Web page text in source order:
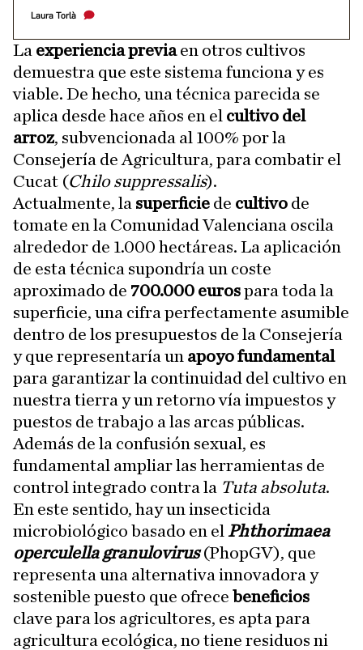
Laura Torlà
La experiencia previaen otros cultivos
demuestra que este sistema funciona y es
viable. De hecho, una técnica parecida se
aplica desde hace años en el cultivo del
arroz, subvencionada al 100% por la
Consejería de Agricultura, para combatir el
Cucat (Chilo suppressalis).
Actualmente, la superficie de cultivo de
tomate en la Comunidad Valenciana oscila
alrededor de 1.000 hectáreas. La aplicación
de esta técnica supondría un coste
aproximado de 700.000 eurospara toda la
superficie, una cifra perfectamente asumible
dentro de los presupuestos de la Consejería
y que representaría un apoyo fundamental
para garantizar la continuidad del cultivo en
nuestra tierra y un retorno vía impuestos y
puestos de trabajo a las arcas públicas.
Además de la confusión sexual, es
fundamental ampliar las herramientas de
control integrado contra la Tuta absoluta.
En este sentido, hay un insecticida
microbiológico basado en el Phthorimaea
operculella granulovirus(PhopGV), que
representa una alternativa innovadora y
sostenible puesto que ofrece beneficios
clave para los agricultores, es apta para
agricultura ecológica, no tiene residuos ni